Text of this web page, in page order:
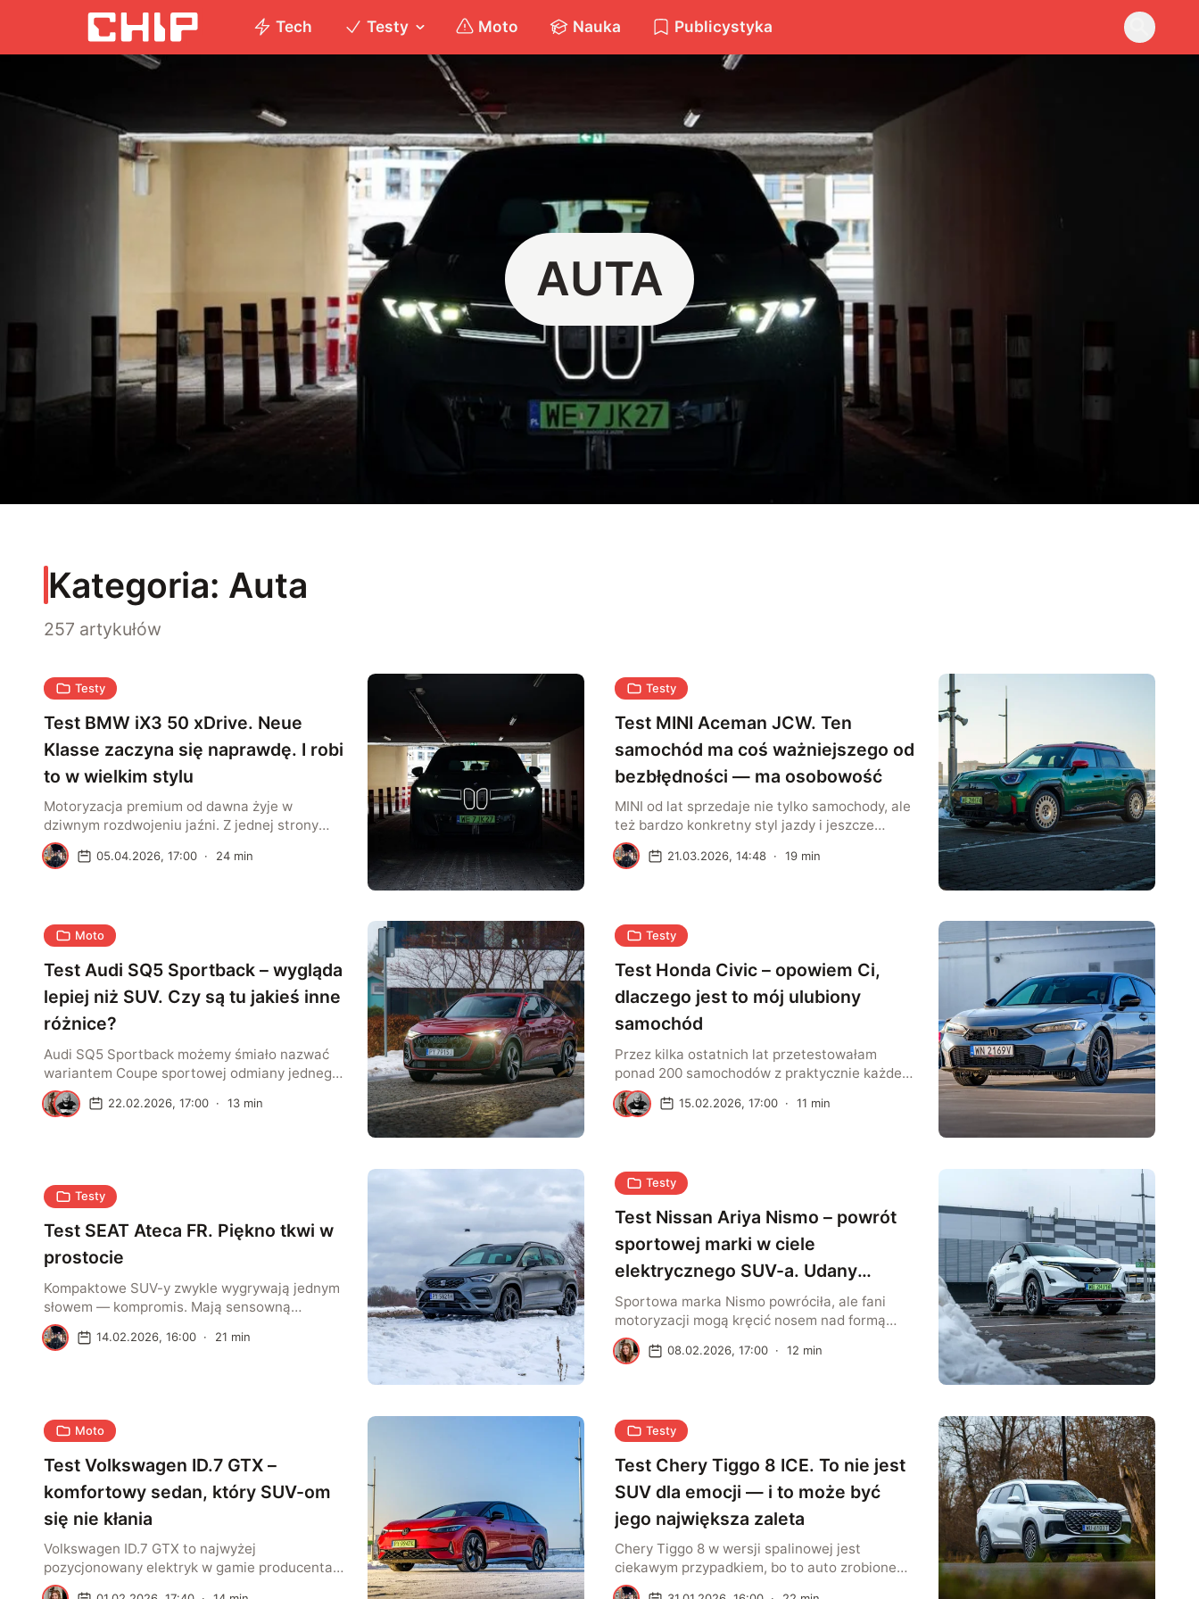
Tech Testy Moto Nauka Publicystyka
AUTA
Kategoria: Auta
257 artykułów
Testy
Test BMW iX3 50 xDrive. Neue
Klasse zaczyna się naprawdę. I robi
to w wielkim stylu
Motoryzacja premium od dawna żyje w
dziwnym rozdwojeniu jaźni. Z jednej strony
wciąż opowiada o emocjach, charakterze i tej
nieuchwytnej więzi między człowiekiem a
liczbę ekranów, świetlnych podpisów,
które brzmią […]
K 05.04.2026, 17:00 · 24min
Testy
Test MINI Aceman JCW. Ten
samochód ma coś ważniejszego od
bezbłędności — ma osobowość
MINI od lat sprzedaje nie tylko samochody, ale
też bardzo konkretny styl jazdy i jeszcze
bardziej konkretny styl życia. To marka, która
potrafi być jednocześnie urocza, zadziorna i
rozsądkiem. W przypadku elektrycznego
K 21.03.2026, 14:48 · 19min
Moto
Test Audi SQ5 Sportback – wygląda
lepiej niż SUV. Czy są tu jakieś inne
różnice?
Audi SQ5 Sportback możemy śmiało nazwać
wariantem Coupe sportowej odmiany jednego
z najpopularniejszych SUV-ów na polskim
rynku. Korzystając z okazji, że w ostatnich
największe wady i zalety. Audi SQ5 Sportback
wygląda jak szybkie auto […]
SA 22.02.2026, 17:00 · 13min
Testy
Test Honda Civic – opowiem Ci,
dlaczego jest to mój ulubiony
samochód
Przez kilka ostatnich lat przetestowałam
ponad 200 samochodów z praktycznie każdej
półki cenowej. Od miejskich mikrusów, przez
pick-upy, po najdroższe limuzyny i auta
najnowsza Honda Civic. Model, który w
niedoceniany i […]
SA 15.02.2026, 17:00 · 11 min
Testy
Test SEAT Ateca FR. Piękno tkwi w
prostocie
Kompaktowe SUV-y zwykle wygrywają jednym
słowem — kompromis. Mają sensowną
wysokość za kierownicą, są wygodne na co
dzień i nie wymagają od nas zmiany stylu
„nowoczesności” za wszelką cenę — a to […]
K 14.02.2026, 16:00 · 21 min
Testy
Test Nissan Ariya Nismo – powrót
sportowej marki w ciele
elektrycznego SUV-a. Udany
powrót?
Sportowa marka Nismo powróciła, ale fani
motoryzacji mogą kręcić nosem nad formą
powrotu. Nissan Ariya Nismo jest bowiem
elektrycznym SUV-em. To flagowy model
Ariya Nismo jest autem, obok którego trudno
S 08.02.2026, 17:00 · 12 min
Moto
Test Volkswagen ID.7 GTX –
komfortowy sedan, który SUV-om
się nie kłania
Volkswagen ID.7 GTX to najwyżej
pozycjonowany elektryk w gamie producenta,
który dodatkowo nie ma swojego spalinowego
Testy
Test Chery Tiggo 8 ICE. To nie jest
SUV dla emocji — i to może być
jego największa zaleta
Chery Tiggo 8 w wersji spalinowej jest
ciekawym przypadkiem, bo to auto zrobione
pod bardzo konkretnego klienta — kogoś, kto